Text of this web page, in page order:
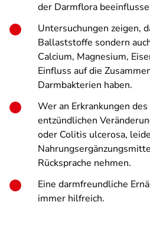
der Darmflora
Untersuchungen zeigen,
Ballaststoffe sondern
Calcium, Magnesium,
Einfluss auf die
Darmbakterien haben.
Wer an Erkrankungen
entzündlichen
oder Colitis ulcerosa,
Rücksprache nehmen.
Eine darmfreundliche
immer hilfreich.